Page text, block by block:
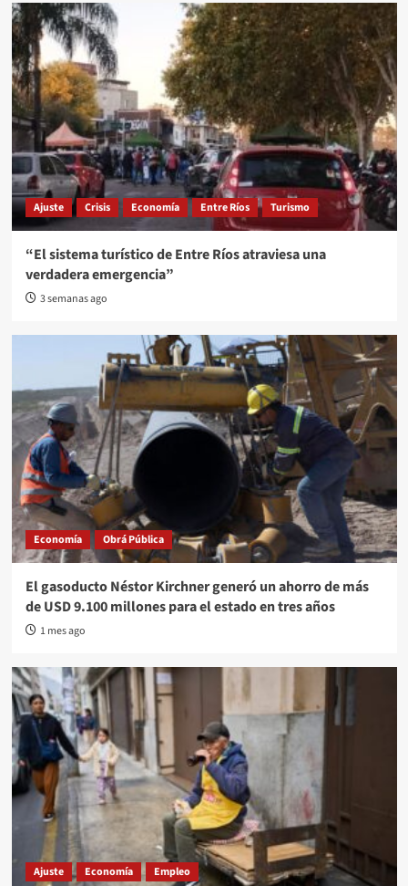
Ajuste Crisis Economía Entre Ríos Turismo
“El sistema turístico de Entre Ríos atraviesa una
verdadera emergencia”
3 semanas ago
Economía Obrá Pública
El gasoducto Néstor Kirchner generó un ahorro de más
de USD 9.100 millones para el estado en tres años
1 mes ago
Ajuste Economía Empleo